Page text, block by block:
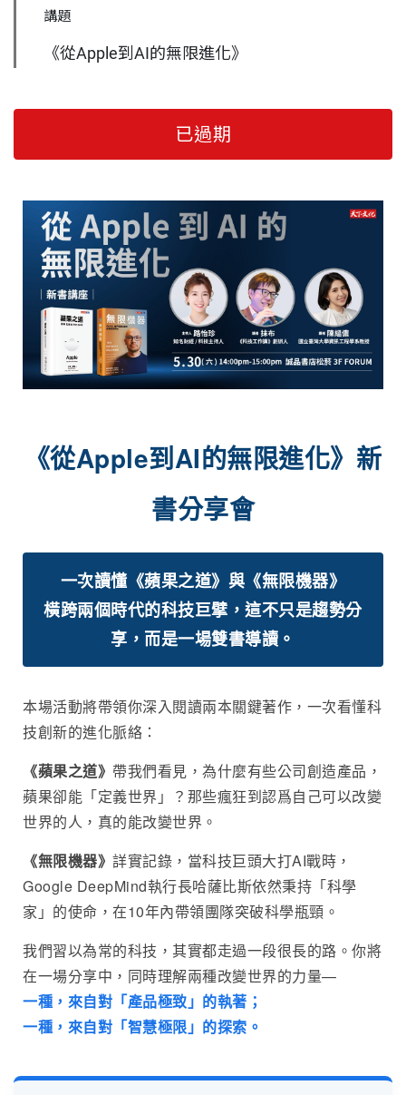
講題
《從Apple到AI的無限進化》
已過期
《從Apple到AI的無限進化》新
書分享會
一次讀懂《蘋果之道》與《無限機器》
橫跨兩個時代的科技巨擘，這不只是趨勢分
享，而是一場雙書導讀。
本場活動將帶領你深入閱讀兩本關鍵著作，一次看懂科
技創新的進化脈絡：
《蘋果之道》 帶我們看見，為什麼有些公司創造產品，
蘋果卻能「定義世界」？那些瘋狂到認爲自己可以改變
世界的人，真的能改變世界。
《無限機器》 詳實記錄，當科技巨頭大打AI戰時，
Google DeepMind執行長哈薩比斯依然秉持「科學
家」的使命，在10年內帶領團隊突破科學瓶頸。
我們習以為常的科技，其實都走過一段很長的路。你將
在一場分享中，同時理解兩種改變世界的力量—
一種，來自對「產品極致」的執著；
一種，來自對「智慧極限」的探索。